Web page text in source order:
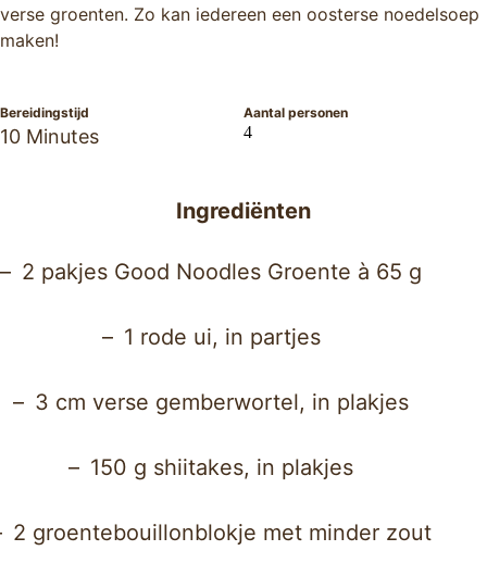
verse groenten. Zo kan iedereen een oosterse noedelsoep
maken!
Bereidingstijd
10 Minutes
Aantal personen
4
Ingrediënten
2 pakjes Good Noodles Groente à 65 g
1 rode ui, in partjes
3 cm verse gemberwortel, in plakjes
150 g shiitakes, in plakjes
2 groentebouillonblokje met minder zout